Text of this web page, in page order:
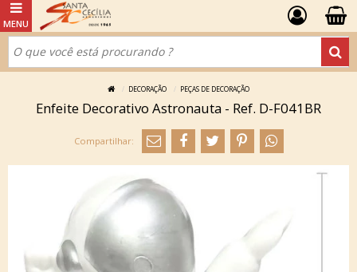
DECORAÇÃO PEÇAS DE DECORAÇÃO
Enfeite Decorativo Astronauta - Ref. D-F041BR